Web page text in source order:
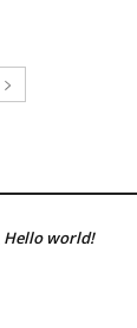
Hello world!